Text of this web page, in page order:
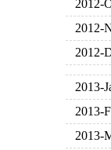
2012-
2012-
2012-
2013-
2013-
2013-